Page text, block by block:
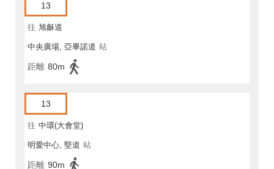
13
往 旭龢道
中央廣場, 亞畢諾道 站
距離 80m
13
往 中環(大會堂)
明愛中心, 堅道 站
距離 90m